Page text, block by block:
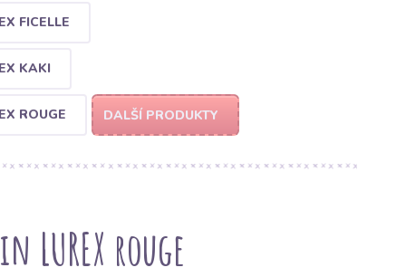
FICELLE
KAKI
ROUGE DALŠÍ PRODUKTY
LUREX rouge